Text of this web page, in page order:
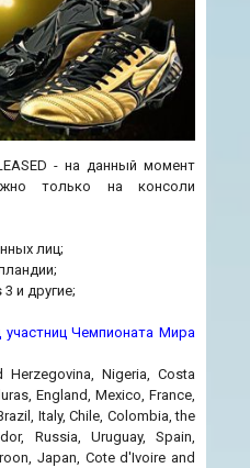
- на данный момент
только на консоли
лиц;
и другие;
Чемпионата Мира
Herzegovina, Nigeria, Costa
England, Mexico, France,
Italy, Chile, Colombia, the
Russia, Uruguay, Spain,
Japan, Cote d'Ivoire and